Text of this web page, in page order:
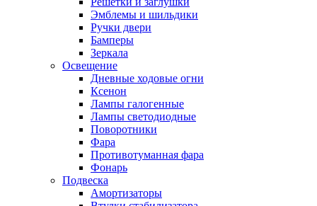
Эмблемы и шильдики
Ручки двери
Бамперы
Зеркала
Освещение
Дневные ходовые огни
Ксенон
Лампы галогенные
Лампы светодиодные
Поворотники
Фара
Противотуманная фара
Фонарь
Подвеска
Амортизаторы